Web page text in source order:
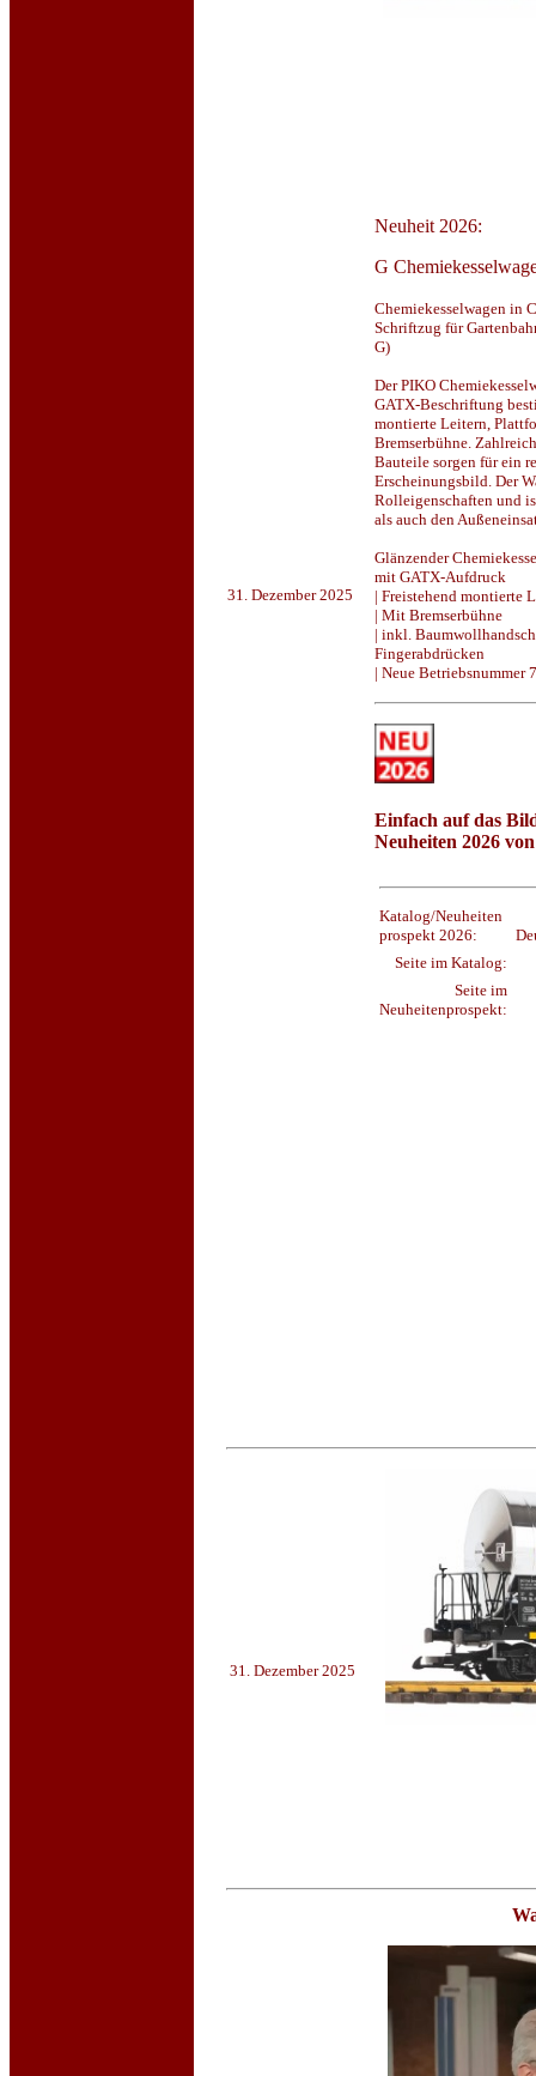
31. Dezember 2025
Neuheit 2026:
G
Chemiekesselwagen in
Schriftzug für
G)
Der PIKO
GATX-Beschriftung
montierte Leitern,
Bremserbühne.
Bauteile sorgen für ein
Erscheinungsbild. Der
Rolleigenschaften und
als auch den
Glänzender
mit GATX-Aufdruck
| Freistehend montierte
| Mit Bremserbühne
| inkl.
Fingerabdrücken
| Neue Betriebsnummer
Einfach auf das
Neuheiten 2026
Katalog/Neuheiten
prospekt 2026:
Seite im Katalog:
Seite im
Neuheitenprospekt:
31. Dezember 2025